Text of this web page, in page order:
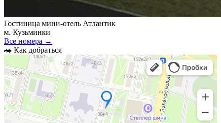
Гостиница мини-отель Атлантик
м. Кузьминки
Все номера →
🚗 Как добраться